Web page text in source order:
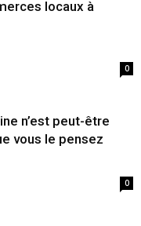
locaux à
0
n’est peut-être
vous le pensez
0